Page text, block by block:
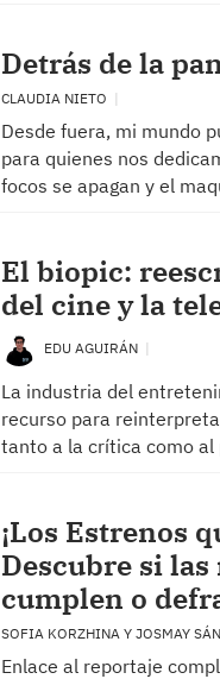
Detrás de la
CLAUDIA NIETO
Desde fuera, mi mundo
para quienes nos
focos se apagan y el
El biopic:
del cine y la
EDU AGUIRÁN
La industria del
recurso para
tanto a la crítica como al
¡Los Estrenos
Descubre si las
cumplen o
SOFIA KORZHINA Y JOSMAY
Enlace al reportaje